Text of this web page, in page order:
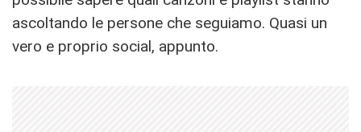
ascoltando le persone che seguiamo. Quasi un
vero e proprio social, appunto.